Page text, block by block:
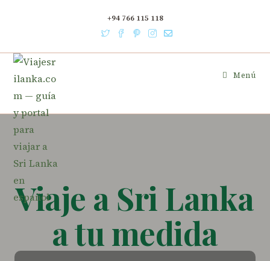
+94 766 115 118
Menú
Viaje a Sri Lanka
a tu medida